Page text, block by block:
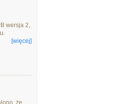
wersja 2,
[więcej]
że